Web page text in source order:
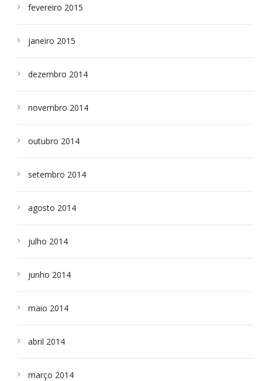
fevereiro 2015
janeiro 2015
dezembro 2014
novembro 2014
outubro 2014
setembro 2014
agosto 2014
julho 2014
junho 2014
maio 2014
abril 2014
março 2014